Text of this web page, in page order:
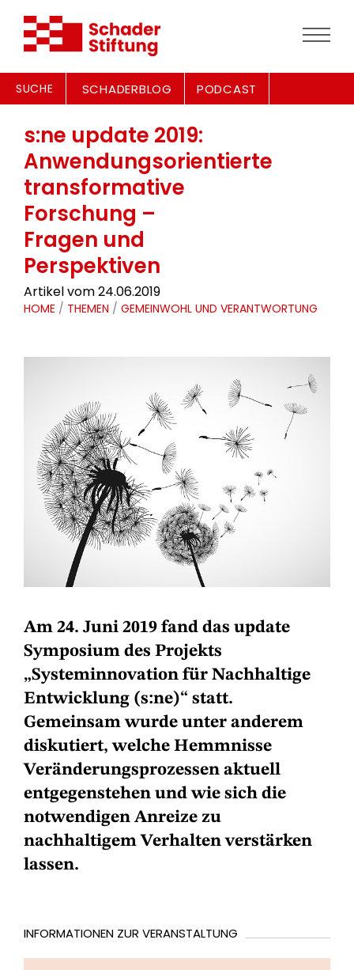
SUCHE SCHADERBLOG PODCAST
s:ne update 2019:
Anwendungsorientierte
transformative
Forschung –
Fragen und
Perspektiven
Artikel vom 24.06.2019
HOME / THEMEN / GEMEINWOHL UND VERANTWORTUNG
Am 24. Juni 2019 fand das update
Symposium des Projekts
„Systeminnovation für Nachhaltige
Entwicklung (s:ne)“ statt.
Gemeinsam wurde unter anderem
diskutiert, welche Hemmnisse
Veränderungsprozessen aktuell
entgegenstehen und wie sich die
notwendigen Anreize zu
nachhaltigem Verhalten verstärken
lassen.
INFORMATIONEN ZUR VERANSTALTUNG